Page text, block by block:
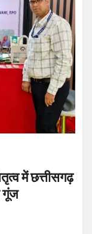
में छत्तीसगढ़
गूंज